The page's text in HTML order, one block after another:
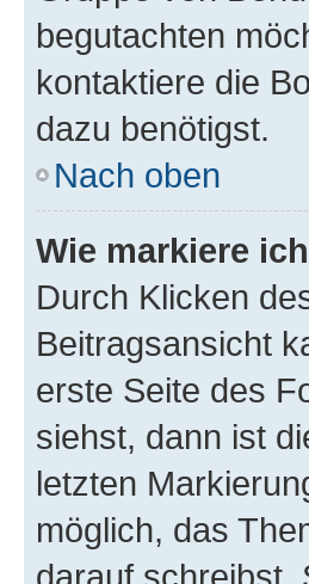
begutachten
kontaktiere die
dazu benötigst.
Nach oben
Wie markiere
Durch Klicken
Beitragsansicht
erste Seite des
siehst, dann ist
letzten
möglich, das
darauf schreibst.